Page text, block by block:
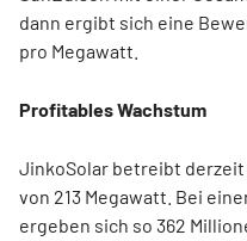
dann ergibt sich eine
pro Megawatt.
Profitables Wachstum
JinkoSolar betreibt
von 213 Megawatt. Bei
ergeben sich so 362